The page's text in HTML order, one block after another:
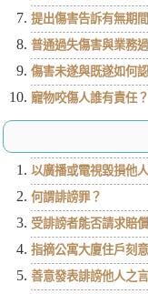
提出傷害告訴有無期
普通過失傷害與業務
傷害未遂與既遂如何
寵物咬傷人誰有責任？
以廣播或電視毀損他
何謂誹謗罪？
受誹謗者能否請求賠
指摘公寓大廈住戶刻
善意發表誹謗他人之